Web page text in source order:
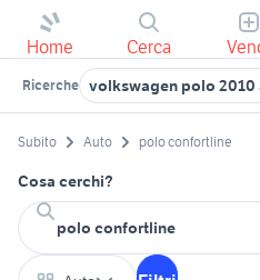
Home Cerca
Ricerche volkswagen polo 2010
Subito Auto polo confortline
Cosa cerchi?